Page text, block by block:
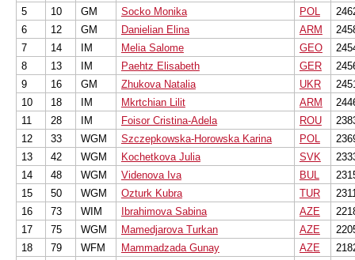
5
10 GM Socko Monika POL
6
12 GM Danielian Elina ARM
7
14 IM Melia Salome GEO
8
13 IM Paehtz Elisabeth GER
9
16 GM Zhukova Natalia UKR
10
18 IM Mkrtchian Lilit ARM
11
28 IM Foisor Cristina-Adela ROU
12
33 WGM Szczepkowska-Horowska Karina POL
13
42 WGM Kochetkova Julia SVK
14
48 WGM Videnova Iva BUL
15
50 WGM Ozturk Kubra TUR
16
73 WIM Ibrahimova Sabina AZE
17
75 WGM Mamedjarova Turkan AZE
18
79 WFM Mammadzada Gunay AZE